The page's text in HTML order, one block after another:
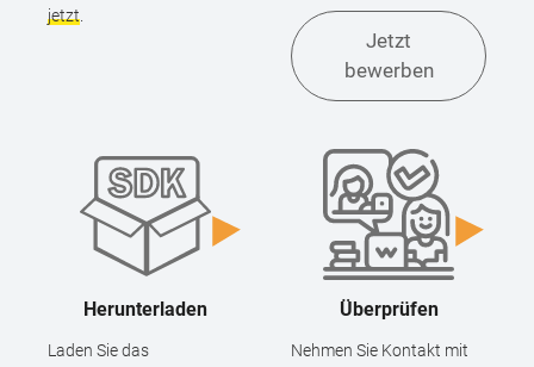
jetzt
Jetzt
bewerben
Herunterladen
Laden Sie das
Überprüfen
Nehmen Sie Kontakt mit